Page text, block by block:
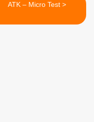
ATK – Micro Test >